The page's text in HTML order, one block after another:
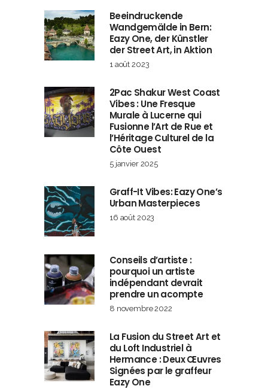
Beeindruckende
Wandgemälde in Bern:
Eazy One, der Künstler
der Street Art, in Aktion
1 août 2023
2Pac Shakur West Coast
Vibes : Une Fresque
Murale à Lucerne qui
Fusionne l’Art de Rue et
l’Héritage Culturel de la
Côte Ouest
5 janvier 2025
Graff-It Vibes: Eazy One’s
Urban Masterpieces
16 août 2023
Conseils d’artiste :
pourquoi un artiste
indépendant devrait
prendre un acompte
8 novembre 2022
La Fusion du Street Art et
du Loft Industriel à
Hermance : Deux Œuvres
Signées par le graffeur
Eazy One